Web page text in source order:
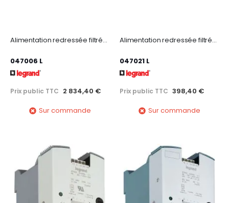
Alimentation redressée filtrée monophasée entrée 230-400V~ sortie 12V= -300W-25A
047006 L
Prix public TTC 2 834,40 €
Sur commande
Alimentation redressée filtrée mono entrée 230V~-400V~ sortie 24V= - 24W - 1A
047021 L
Prix public TTC 398,40 €
Sur commande